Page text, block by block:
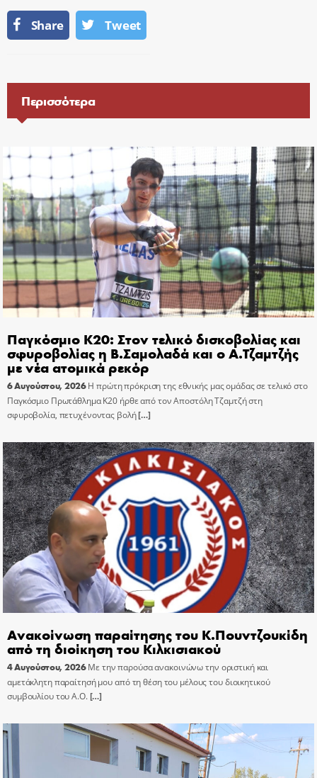
Share Tweet
Περισσότερα
Παγκόσμιο Κ20: Στον τελικό δισκοβολίας και
σφυροβολίας η Β.Σαμολαδά και ο Α.Τζαμτζής
με νέα ατομικά ρεκόρ
6 Αυγούστου, 2026 Η πρώτη πρόκριση της εθνικής μας ομάδας σε τελικό στο
Παγκόσμιο Πρωτάθλημα Κ20 ήρθε από τον Αποστόλη Τζαμτζή στη
σφυροβολία, πετυχένοντας βολή[…]
Ανακοίνωση παραίτησης του Κ.Πουντζουκίδη
από τη διοίκηση του Κιλκισιακού
4 Αυγούστου, 2026 Με την παρούσα ανακοινώνω την οριστική και
αμετάκλητη παραίτησή μου από τη θέση του μέλους του διοικητικού
συμβουλίου του Α.Ο.[…]